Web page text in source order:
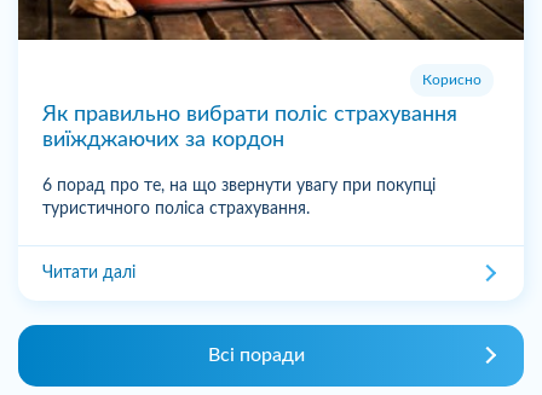
Корисно
Як правильно вибрати поліс страхування
виїжджаючих за кордон
6 порад про те, на що звернути увагу при покупці
туристичного поліса страхування.
Читати далі
Всі поради